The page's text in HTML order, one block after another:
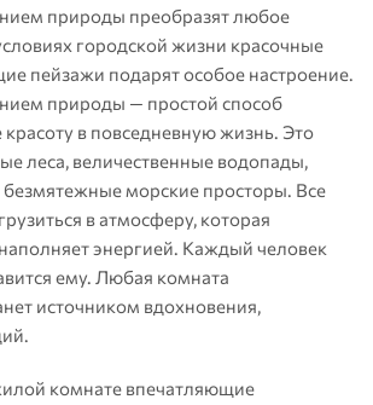
природы преобразят любое
городской жизни красочные
пейзажи подарят особое настроение.
природы — простой способ
красоту в повседневную жизнь. Это
леса, величественные водопады,
морские просторы. Все
в атмосферу, которая
энергией. Каждый человек
ему. Любая комната
источником вдохновения,
комнате впечатляющие